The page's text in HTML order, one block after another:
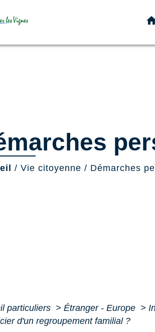
/ Vie citoyenne / Démarches
particuliers > Étranger - Europe >
d'un regroupement familial ?